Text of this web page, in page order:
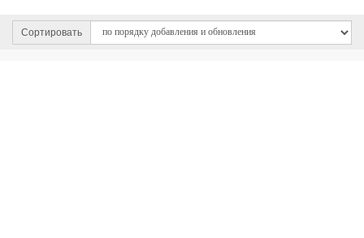
Сортировать